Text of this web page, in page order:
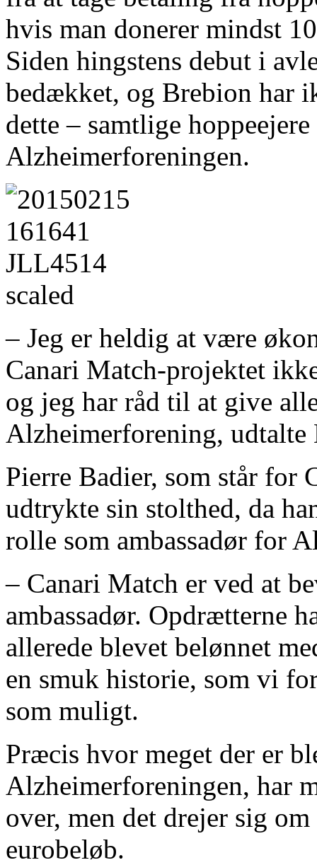
hvis man donerer mindst
Siden hingstens debut i
bedækket, og Brebion har
dette – samtlige
Alzheimerforeningen.
– Jeg er heldig at være
Canari Match-projektet
og jeg har råd til at give
Alzheimerforening,
Pierre Badier, som står for
udtrykte sin stolthed, da
rolle som ambassadør for
– Canari Match er ved at
ambassadør. Opdrætterne
allerede blevet belønnet
en smuk historie, som vi
som muligt.
Præcis hvor meget der er
Alzheimerforeningen, har
over, men det drejer sig
eurobeløb.